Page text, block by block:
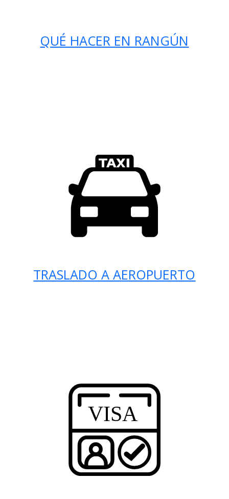
QUÉ HACER EN RANGÚN
TRASLADO A AEROPUERTO